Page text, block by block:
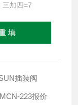
三加四=7
插装阀
223报价